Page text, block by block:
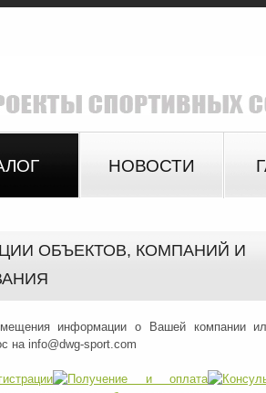
НОВОСТИ
ОБЪЕКТОВ, КОМПАНИЙ И
информации о Вашей компании
на info@dwg-sport.com